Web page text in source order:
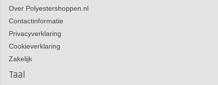
Over Polyestershoppen.nl
Contactinformatie
Privacyverklaring
Cookieverklaring
Zakelijk
Taal